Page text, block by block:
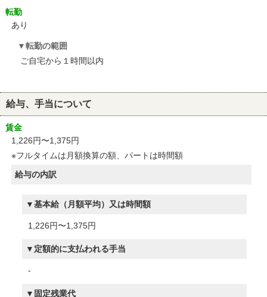
転勤
あり
転勤の範囲
ご自宅から１時間以内
給与、手当について
賃金
1,226円〜1,375円
※フルタイムは月額換算の額、パートは時間額
給与の内訳
基本給（月額平均）又は時間額
1,226円〜1,375円
定額的に支払われる手当
-
固定残業代